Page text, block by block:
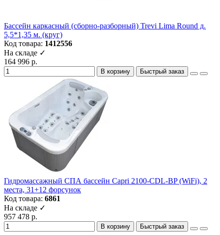
Бассейн каркасный (сборно-разборный) Trevi Lima Round д.
5,5*1,35 м. (круг)
Код товара: 1412556
На складе ✓
164 996 р.
В корзину Быстрый заказ
Гидромассажный СПА бассейн Capri 2100-CDL-BP (WiFi), 2
места, 31+12 форсунок
Код товара: 6861
На складе ✓
957 478 р.
В корзину Быстрый заказ